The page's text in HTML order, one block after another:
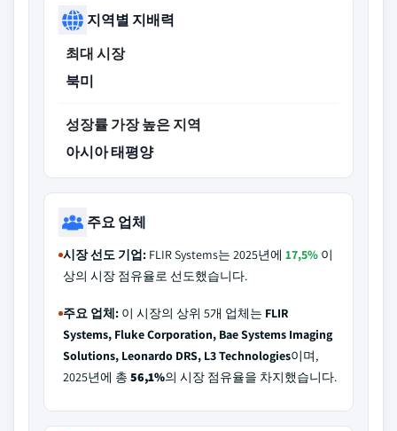
지역별 지배력
최대 시장
북미
성장률 가장 높은 지역
아시아 태평양
주요 업체
시장 선도 기업: FLIR Systems는 2025년에 17,5% 이
상의 시장 점유율로 선도했습니다.
주요 업체: 이 시장의 상위 5개 업체는 FLIR
Systems, Fluke Corporation, Bae Systems Imaging
Solutions, Leonardo DRS, L3 Technologies이며,
2025년에 총 56,1%의 시장 점유율을 차지했습니다.